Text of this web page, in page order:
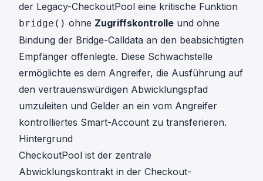
der Legacy-CheckoutPool eine kritische Funktion
bridge() ohne Zugriffskontrolle und ohne
Bindung der Bridge-Calldata an den beabsichtigten
Empfänger offenlegte. Diese Schwachstelle
ermöglichte es dem Angreifer, die Ausführung auf
den vertrauenswürdigen Abwicklungspfad
umzuleiten und Gelder an ein vom Angreifer
kontrolliertes Smart-Account zu transferieren.
Hintergrund
CheckoutPool ist der zentrale
Abwicklungskontrakt in der Checkout-